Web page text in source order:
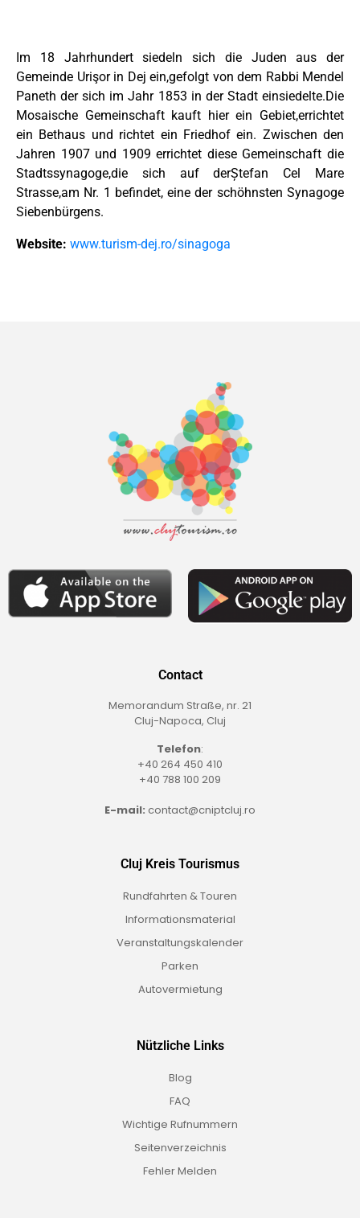
Im 18 Jahrhundert siedeln sich die Juden aus der
Gemeinde Urişor in Dej ein,gefolgt von dem Rabbi Mendel
Paneth der sich im Jahr 1853 in der Stadt einsiedelte.Die
Mosaische Gemeinschaft kauft hier ein Gebiet,errichtet
ein Bethaus und richtet ein Friedhof ein. Zwischen den
Jahren 1907 und 1909 errichtet diese Gemeinschaft die
Stadtssynagoge,die sich auf derȘtefan Cel Mare
Strasse,am Nr. 1 befindet, eine der schöhnsten Synagoge
Siebenbürgens.
Website: www.turism-dej.ro/sinagoga
Contact
Memorandum Straße, nr. 21
Cluj-Napoca, Cluj
Telefon:
+40 264 450 410
+40 788 100 209
E-mail: contact@cniptcluj.ro
Cluj Kreis Tourismus
Rundfahrten & Touren
Informationsmaterial
Veranstaltungskalender
Parken
Autovermietung
Nützliche Links
Blog
FAQ
Wichtige Rufnummern
Seitenverzeichnis
Fehler Melden